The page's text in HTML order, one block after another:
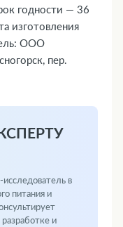
годности — 36
изготовления
ООО
пер.
в
питания и
и